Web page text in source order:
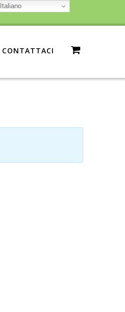
CONTATTACI
Italiano